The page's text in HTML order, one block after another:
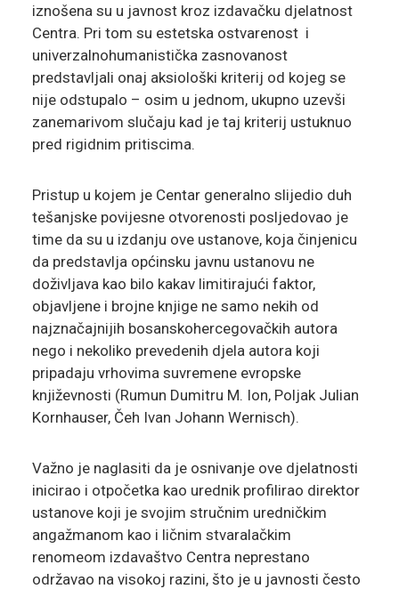
iznošena su u javnost kroz izdavačku djelatnost
Centra. Pri tom su estetska ostvarenost i
univerzalnohumanistička zasnovanost
predstavljali onaj aksiološki kriterij od kojeg se
nije odstupalo – osim u jednom, ukupno uzevši
zanemarivom slučaju kad je taj kriterij ustuknuo
pred rigidnim pritiscima.
Pristup u kojem je Centar generalno slijedio duh
tešanjske povijesne otvorenosti posljedovao je
time da su u izdanju ove ustanove, koja činjenicu
da predstavlja općinsku javnu ustanovu ne
doživljava kao bilo kakav limitirajući faktor,
objavljene i brojne knjige ne samo nekih od
najznačajnijih bosanskohercegovačkih autora
nego i nekoliko prevedenih djela autora koji
pripadaju vrhovima suvremene evropske
književnosti (Rumun Dumitru M. Ion, Poljak Julian
Kornhauser, Čeh Ivan Johann Wernisch).
Važno je naglasiti da je osnivanje ove djelatnosti
inicirao i otpočetka kao urednik profilirao direktor
ustanove koji je svojim stručnim uredničkim
angažmanom kao i ličnim stvaralačkim
renomeom izdavaštvo Centra neprestano
održavao na visokoj razini, što je u javnosti često